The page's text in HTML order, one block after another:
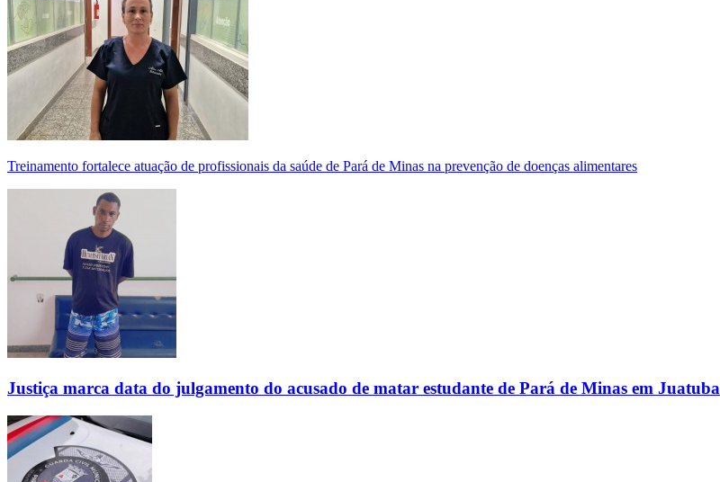
Treinamento fortalece atuação de profissionais da saúde de Pará de Minas na prevenção de doenças alimentares
Justiça marca data do julgamento do acusado de matar estudante de Pará de Minas em Juatuba